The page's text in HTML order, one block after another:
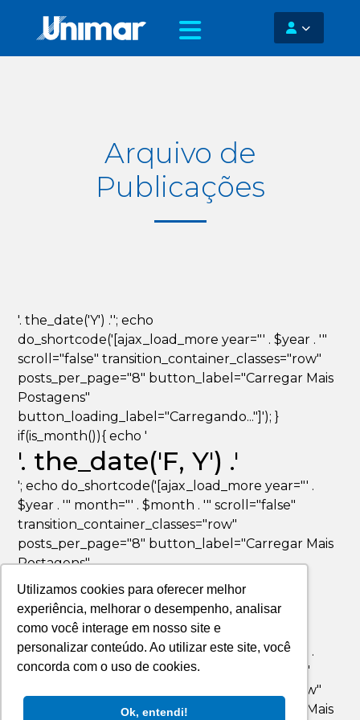
Utilizamos cookies para oferecer melhor
experiência, melhorar o desempenho, analisar
como você interage em nosso site e
personalizar conteúdo. Ao utilizar este site, você
concorda com o uso de cookies.
Ok, entendi!
Arquivo de
Publicações
'. the_date('Y') .''; echo
do_shortcode('[ajax_load_more year="' . $year . '"
scroll="false" transition_container_classes="row"
posts_per_page="8" button_label="Carregar Mais
Postagens"
button_loading_label="Carregando..."]'); }
if(is_month()){ echo '
'. the_date('F, Y') .'
'; echo do_shortcode('[ajax_load_more year="' .
$year . '" month="' . $month . '" scroll="false"
transition_container_classes="row"
posts_per_page="8" button_label="Carregar Mais
Postagens"
button_loading_label="Carregando..."]'); }
if(is_day()){ echo '
'. the_date('F jS, Y') .'
'; echo do_shortcode('[ajax_load_more year="' .
$year . '" month="' . $month . '" day="' . $day . '"
scroll="false" transition_container_classes="row"
posts_per_page="8" button_label="Carregar Mais